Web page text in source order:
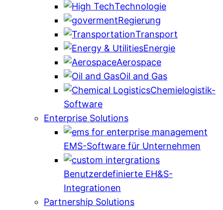
Technologie
Regierung
Transport
Energie
Aerospace
Oil and Gas
Chemielogistik-
Software
Enterprise Solutions
EMS-Software für Unternehmen
Benutzerdefinierte EH&S-
Integrationen
Partnership Solutions